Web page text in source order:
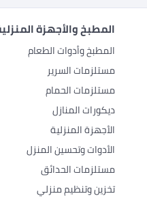
المطبخ والأجهزة
المطبخ وأدوات الطعام
مستلزمات السرير
مستلزمات الحمام
ديكورات المنازل
الأجهزة المنزلية
الأدوات وتحسين المنزل
مستلزمات الحدائق
تخزين وتنظيم منزلي